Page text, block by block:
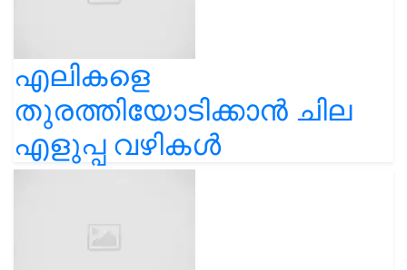
എലികളെ
തുരത്തിയോടിക്കാൻ ചില
എളുപ്പ വഴികൾ